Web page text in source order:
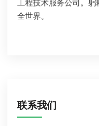
工程技术服务公司。
全世界。
联系我们